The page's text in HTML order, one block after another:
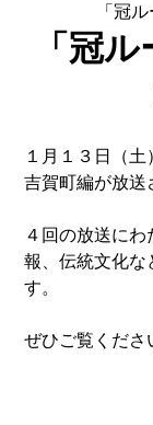
「冠
「冠
１月１３日（
吉賀町編が放送
４回の放送に
報、伝統文化な
す。
ぜひご覧くださ